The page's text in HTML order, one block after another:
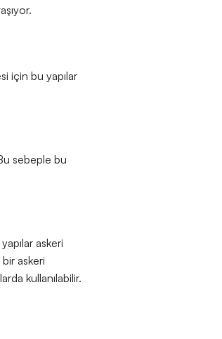
için bu yapılar
sebeple bu
askeri
bir askeri
kullanılabilir.